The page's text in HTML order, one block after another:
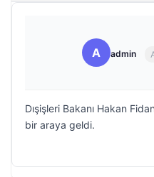
A admin
Dışişleri Bakanı Hakan
bir araya geldi.